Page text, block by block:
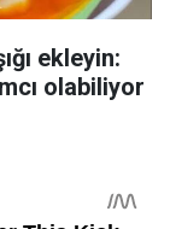
ekleyin:
olabiliyor